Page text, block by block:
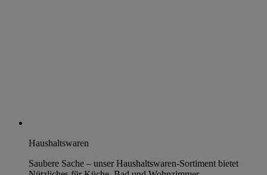
Haushaltswaren
Saubere Sache – unser Haushaltswaren-Sortiment bietet